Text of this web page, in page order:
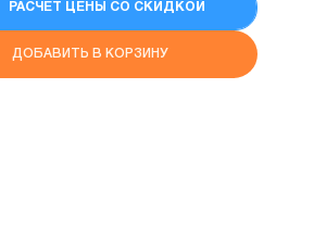
РАСЧЕТ ЦЕНЫ СО СКИДКОЙ
ДОБАВИТЬ В КОРЗИНУ